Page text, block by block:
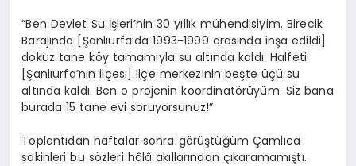
“Ben Devlet Su İşleri’nin 30 yıllık mühendisiyim. Birecik
Barajında [Şanlıurfa’da 1993-1999 arasında inşa edildi]
dokuz tane köy tamamıyla su altında kaldı. Halfeti
[Şanlıurfa’nın ilçesi] ilçe merkezinin beşte üçü su
altında kaldı. Ben o projenin koordinatörüyüm. Siz bana
burada 15 tane evi soruyorsunuz!”
Toplantıdan haftalar sonra görüştüğüm Çamlıca
sakinleri bu sözleri hâlâ akıllarından çıkaramamıştı.